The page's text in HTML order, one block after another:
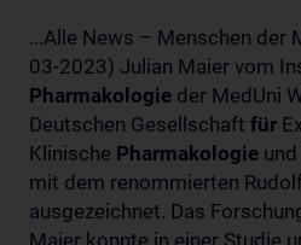
...Alle News – Menschen der
03-2023) Julian Maier vom
Pharmakologie der MedUni
Deutschen Gesellschaft für
Klinische Pharmakologie
mit dem renommierten
ausgezeichnet. Das
Maier konnte in einer Studie